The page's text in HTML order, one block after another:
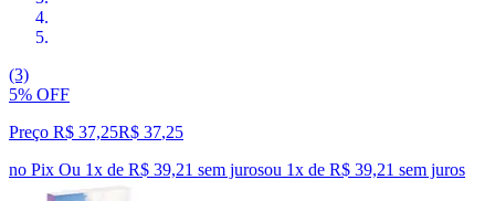
(3)
5% OFF
Preço R$ 37,25R$ 37,25
no Pix Ou 1x de R$ 39,21 sem jurosou 1x de R$ 39,21 sem juros